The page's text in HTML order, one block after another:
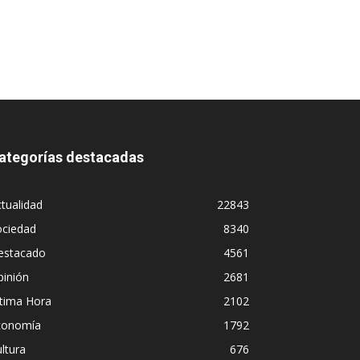
destacadas
22843
8340
4561
2681
Hora
2102
1792
676